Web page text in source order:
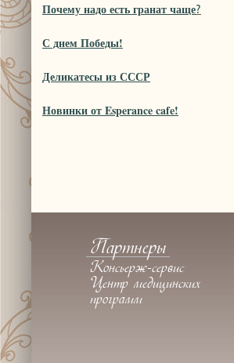
Почему надо есть гранат чаще?
С днем Победы!
Деликатесы из СССР
Новинки от Esperance cafe!
Партнеры
Консьерж-сервис
Центр медицинских
программ